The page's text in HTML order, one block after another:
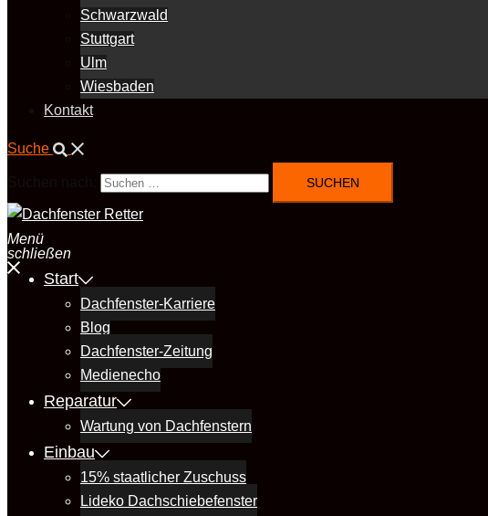
Schwarzwald
Stuttgart
Ulm
Wiesbaden
Kontakt
Suche
Menü
schließen
Start
Dachfenster-Karriere
Blog
Dachfenster-Zeitung
Medienecho
Reparatur
Wartung von Dachfenstern
Einbau
15% staatlicher Zuschuss
Lideko Dachschiebefenster